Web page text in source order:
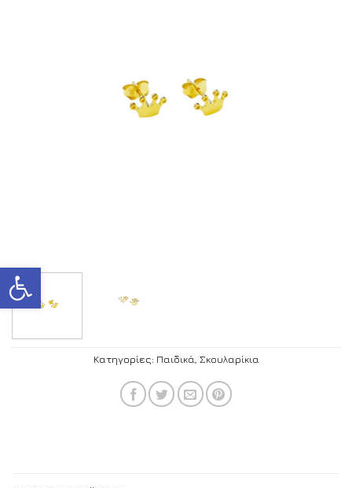
Ανοίξτε τη γραμμή εργαλείων
Κατηγορίες: Παιδικά Σκουλαρίκια